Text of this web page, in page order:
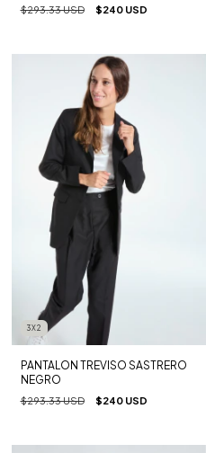
$293.33 USD $240 USD
3X2
PANTALON TREVISO SASTRERO
NEGRO
$293.33 USD $240 USD